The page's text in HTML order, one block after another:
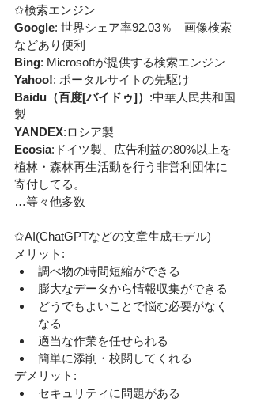
✩検索エンジン
Google: 世界シェア率92.03％　画像検索
などあり便利
Bing: Microsoftが提供する検索エンジン
Yahoo!: ポータルサイトの先駆け
Baidu（百度[バイドゥ]） :中華人民共和国
製
YANDEX:ロシア製
Ecosia:ドイツ製、広告利益の80%以上を
植林・森林再生活動を行う非営利団体に
寄付してる。
…等々他多数
✩AI(ChatGPTなどの文章生成モデル)
メリット:
調べ物の時間短縮ができる
膨大なデータから情報収集ができる
どうでもよいことで悩む必要がなく
なる
適当な作業を任せられる
簡単に添削・校閲してくれる
デメリット:
セキュリティに問題がある